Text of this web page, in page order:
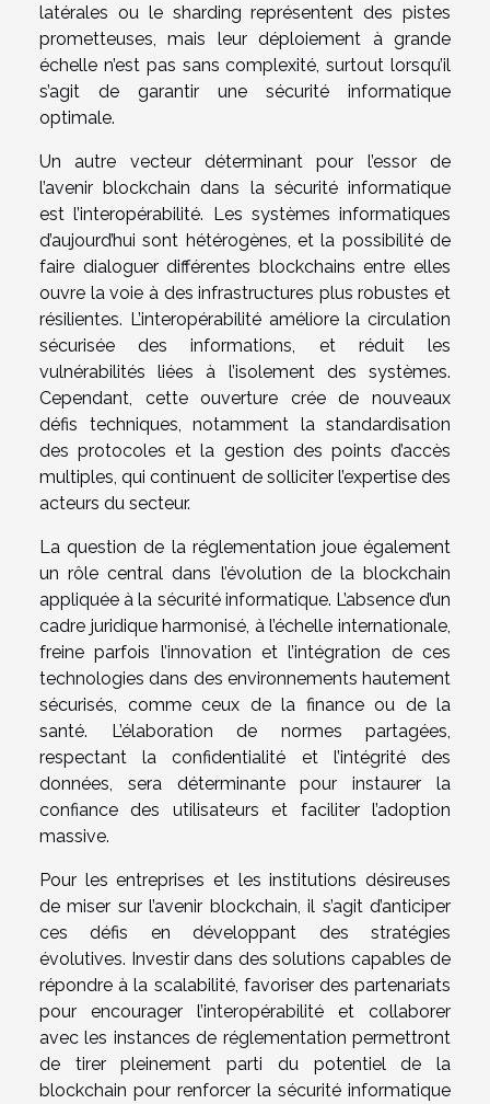
latérales ou le sharding représentent des pistes
prometteuses, mais leur déploiement à grande
échelle n’est pas sans complexité, surtout lorsqu’il
s’agit de garantir une sécurité informatique
optimale.
Un autre vecteur déterminant pour l’essor de
l’avenir blockchain dans la sécurité informatique
est l’interopérabilité. Les systèmes informatiques
d’aujourd’hui sont hétérogènes, et la possibilité de
faire dialoguer différentes blockchains entre elles
ouvre la voie à des infrastructures plus robustes et
résilientes. L’interopérabilité améliore la circulation
sécurisée des informations, et réduit les
vulnérabilités liées à l’isolement des systèmes.
Cependant, cette ouverture crée de nouveaux
défis techniques, notamment la standardisation
des protocoles et la gestion des points d’accès
multiples, qui continuent de solliciter l’expertise des
acteurs du secteur.
La question de la réglementation joue également
un rôle central dans l’évolution de la blockchain
appliquée à la sécurité informatique. L’absence d’un
cadre juridique harmonisé, à l’échelle internationale,
freine parfois l’innovation et l’intégration de ces
technologies dans des environnements hautement
sécurisés, comme ceux de la finance ou de la
santé. L’élaboration de normes partagées,
respectant la confidentialité et l’intégrité des
données, sera déterminante pour instaurer la
confiance des utilisateurs et faciliter l’adoption
massive.
Pour les entreprises et les institutions désireuses
de miser sur l’avenir blockchain, il s’agit d’anticiper
ces défis en développant des stratégies
évolutives. Investir dans des solutions capables de
répondre à la scalabilité, favoriser des partenariats
pour encourager l’interopérabilité et collaborer
avec les instances de réglementation permettront
de tirer pleinement parti du potentiel de la
blockchain pour renforcer la sécurité informatique